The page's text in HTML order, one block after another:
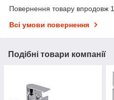
Повернення товару впродовж
Всі умови повернення
Подібні товари компанії